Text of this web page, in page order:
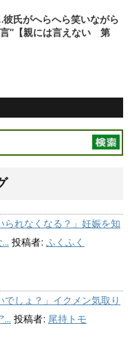
氏がへらへら笑いながら
”【親には言えない 第
られなくなる？」妊娠を知
投稿者: ふくふく
でしょ？」イクメン気取り
... 投稿者: 尾持トモ